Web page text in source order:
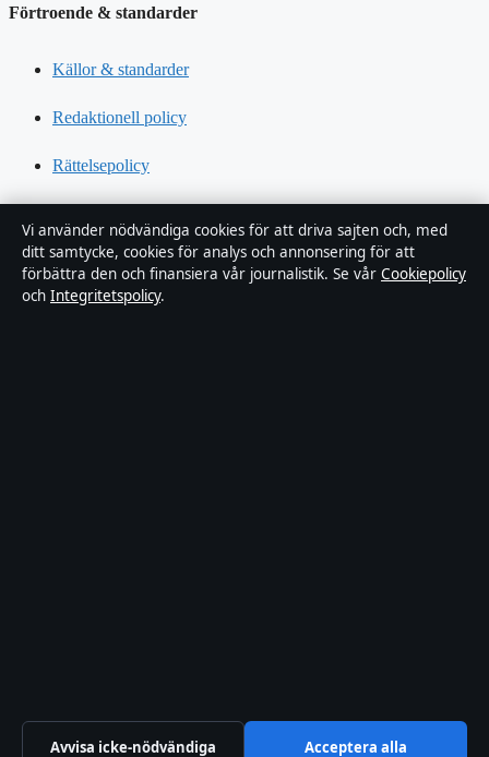
Förtroende & standarder
Källor & standarder
Redaktionell policy
Rättelsepolicy
Kändisar & integritet
Integritetspolicy
Vi använder nödvändiga cookies för att driva sajten och, med
ditt samtycke, cookies för analys och annonsering för att
förbättra den och finansiera vår journalistik. Se vår Cookiepolicy
och Integritetspolicy.
Avvisa icke-nödvändiga Acceptera alla